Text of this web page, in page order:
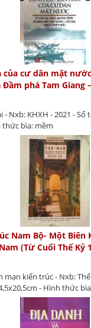
cư dân mặt
phá Tam Giang
- Nxb: KHXH - 2021 -
thức bìa: mềm
Nam Bộ- Một Biên
(Từ Cuối Thế Kỷ
mạn kiến trúc - Nxb:
- Hình thức